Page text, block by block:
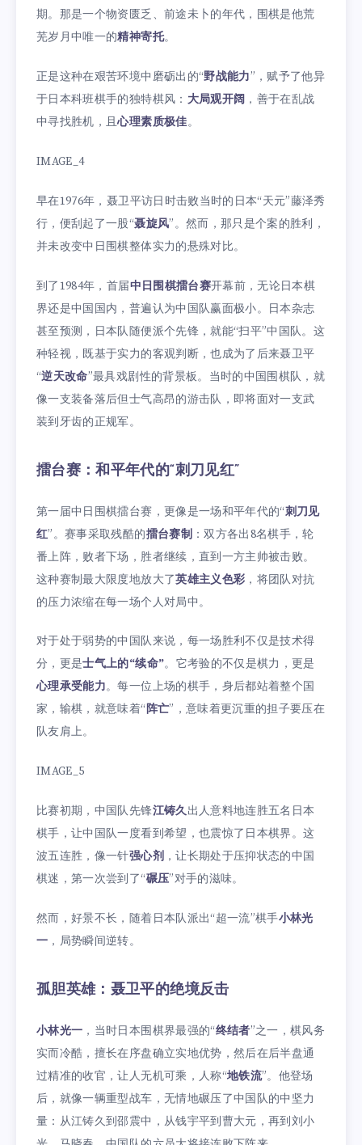
期。那是一个物资匮乏、前途未卜的年代，围棋是他荒
芜岁月中唯一的精神寄托。
正是这种在艰苦环境中磨砺出的“野战能力”，赋予了他异
于日本科班棋手的独特棋风： 大局观开阔 ，善于在乱战
中寻找胜机，且心理素质极佳。
IMAGE_4
早在1976年，聂卫平访日时击败当时的日本“天元”藤泽秀
行，便刮起了一股“聂旋风”。然而，那只是个案的胜利，
并未改变中日围棋整体实力的悬殊对比。
到了1984年，首届中日围棋擂台赛开幕前，无论日本棋
界还是中国国内，普遍认为中国队赢面极小。日本杂志
甚至预测，日本队随便派个先锋，就能“扫平”中国队。这
种轻视，既基于实力的客观判断，也成为了后来聂卫平
“逆天改命”最具戏剧性的背景板。当时的中国围棋队，就
像一支装备落后但士气高昂的游击队，即将面对一支武
装到牙齿的正规军。
擂台赛：和平年代的“刺刀见红”
第一届中日围棋擂台赛，更像是一场和平年代的“刺刀见
红”。赛事采取残酷的擂台赛制 ：双方各出8名棋手，轮
番上阵，败者下场，胜者继续，直到一方主帅被击败。
这种赛制最大限度地放大了英雄主义色彩 ，将团队对抗
的压力浓缩在每一场个人对局中。
对于处于弱势的中国队来说，每一场胜利不仅是技术得
分，更是士气上的“续命”。它考验的不仅是棋力，更是
心理承受能力。每一位上场的棋手，身后都站着整个国
家，输棋，就意味着“ 阵亡”，意味着更沉重的担子要压在
队友肩上。
IMAGE_5
比赛初期，中国队先锋江铸久出人意料地连胜五名日本
棋手，让中国队一度看到希望，也震惊了日本棋界。这
波五连胜，像一针强心剂 ，让长期处于压抑状态的中国
棋迷，第一次尝到了“碾压”对手的滋味。
然而，好景不长，随着日本队派出“超一流”棋手小林光
一 ，局势瞬间逆转。
孤胆英雄：聂卫平的绝境反击
小林光一 ，当时日本围棋界最强的“终结者”之一，棋风务
实而冷酷，擅长在序盘确立实地优势，然后在后半盘通
过精准的收官，让人无机可乘，人称“地铁流”。他登场
后，就像一辆重型战车，无情地碾压了中国队的中坚力
量：从江铸久到邵震中，从钱宇平到曹大元，再到刘小